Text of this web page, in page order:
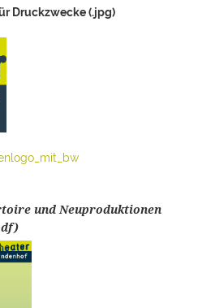
Druckzwecke (.jpg)
und Neuproduktionen